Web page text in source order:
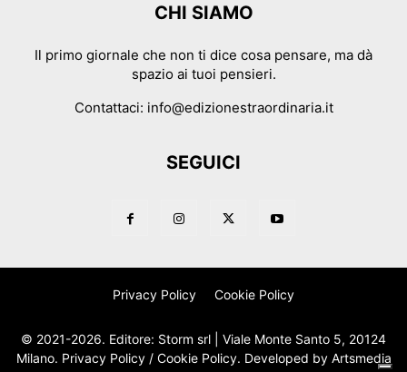
CHI SIAMO
Il primo giornale che non ti dice cosa pensare, ma dà
spazio ai tuoi pensieri.
Contattaci: info@edizionestraordinaria.it
SEGUICI
Privacy Policy Cookie Policy
© 2021-2026. Editore: Storm srl | Viale Monte Santo 5, 20124
Milano. Privacy Policy/ Cookie Policy. Developed by Artsmedia